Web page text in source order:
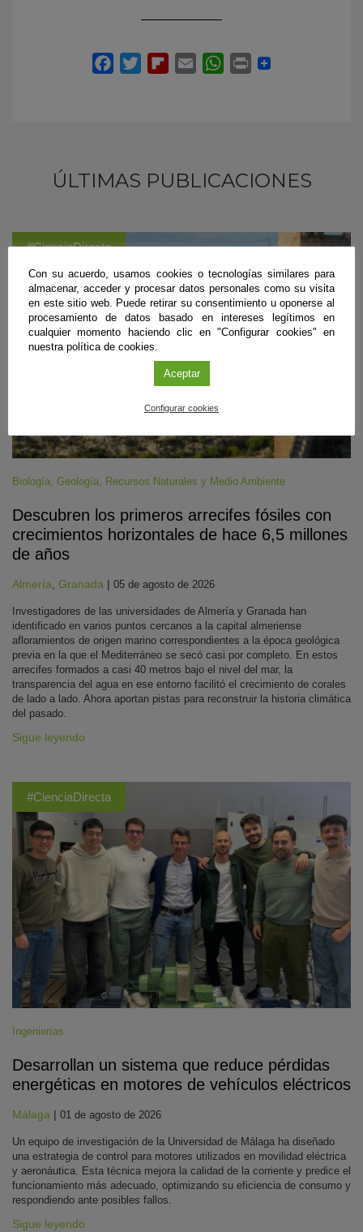
ÚLTIMAS PUBLICACIONES
#CienciaDirecta
Biología Geología Recursos Naturales y Medio Ambiente
Descubren los primeros arrecifes fósiles con
crecimientos horizontales de hace 6,5 millones
de años
Almería Granada | 05 de agosto de 2026
Investigadores de las universidades de Almería y Granada han
identificado en varios puntos cercanos a la capital almeriense
afloramientos de origen marino correspondientes a la época geológica
previa en la que el Mediterráneo se secó casi por completo. En estos
arrecifes formados a casi 40 metros bajo el nivel del mar, la
transparencia del agua en ese entorno facilitó el crecimiento de corales
de lado a lado. Ahora aportan pistas para reconstruir la historia climática
del pasado.
Sigue leyendo
#CienciaDirecta
Ingenierías
Desarrollan un sistema que reduce pérdidas
energéticas en motores de vehículos eléctricos
Málaga | 01 de agosto de 2026
Un equipo de investigación de la Universidad de Málaga ha diseñado
una estrategia de control para motores utilizados en movilidad eléctrica
y aeronáutica. Esta técnica mejora la calidad de la corriente y predice el
funcionamiento más adecuado, optimizando su eficiencia de consumo y
respondiendo ante posibles fallos.
Sigue leyendo
Con su acuerdo, usamos cookies o tecnologías similares para
almacenar, acceder y procesar datos personales como su visita
en este sitio web. Puede retirar su consentimiento u oponerse al
procesamiento de datos basado en intereses legítimos en
cualquier momento haciendo clic en "Configurar cookies" en
nuestra política de cookies.
Aceptar
Configurar cookies